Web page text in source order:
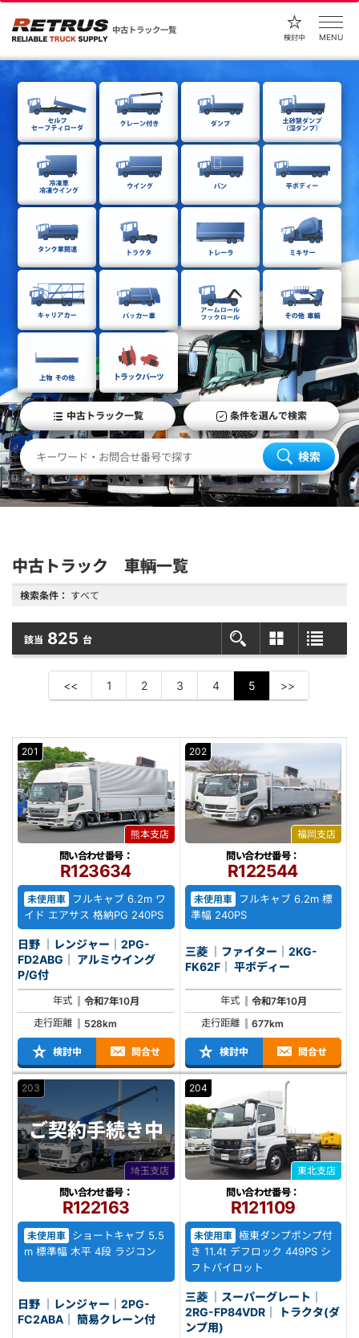
中古トラック一覧
検討中 MENU
中古トラック一覧 条件を選んで検索
検索
中古トラック 車輌一覧
検索条件： すべて
該当 825 台
<< 1 2 3 4 5 >>
201
熊本支店
問い合わせ番号：
R123634
未使用車
フルキャブ 6.2m ワ
イド エアサス 格納PG 240PS
日野 ｜レンジャー｜2PG-
FD2ABG｜ アルミウイング
P/G付
年式
令和7年10月
走行距離
528km
検討中 問合せ
202
福岡支店
問い合わせ番号：
R122544
未使用車 フルキャブ 6.2m 標
準幅 240PS
三菱 ｜ファイター｜2KG-
FK62F｜ 平ボディー
年式
令和7年10月
走行距離
677km
検討中 問合せ
203
埼玉支店
ご契約手続き中
問い合わせ番号：
R122163
未使用車
ショートキャブ 5.5
m 標準幅 木平 4段 ラジコン
日野 ｜レンジャー｜2PG-
FC2ABA｜ 簡易クレーン付
204
東北支店
問い合わせ番号：
R121109
未使用車 極東ダンプポンプ付
き 11.4t デフロック 449PS シ
フトパイロット
三菱 ｜スーパーグレート｜
2RG-FP84VDR｜ トラクタ(ダ
ンプ用)